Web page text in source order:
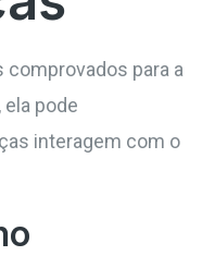
para a
pode
interagem com o